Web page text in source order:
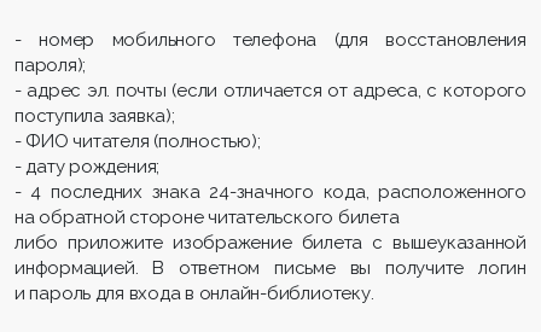
- номер мобильного телефона (для восстановления
пароля);
- адрес эл. почты (если отличается от адреса, с которого
поступила заявка);
- ФИО читателя (полностью);
- дату рождения;
- 4 последних знака 24-значного кода, расположенного
на обратной стороне читательского билета
либо приложите изображение билета с вышеуказанной
информацией. В ответном письме вы получите логин
и пароль для входа в онлайн-библиотеку.